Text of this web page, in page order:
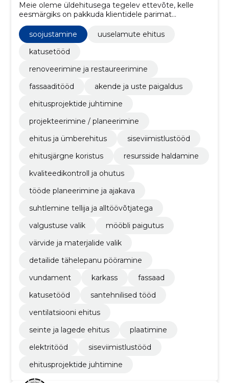
Meie oleme üldehitusega tegelev ettevõte, kelle
eesmärgiks on pakkuda klientidele parimat
võimalikku teenust. Oleme spetsialiseerunud
kvaliteetse ja vastupidava ehitustöö teostamisele,
mis vastab kliendi soovidele ja vajadustele.
soojustamine
uuselamute ehitus
katusetööd
renoveerimine ja restaureerimine
fassaaditööd
akende ja uste paigaldus
ehitusprojektide juhtimine
projekteerimine / planeerimine
ehitus ja ümberehitus
siseviimistlustööd
ehitusjärgne koristus
resursside haldamine
kvaliteedikontroll ja ohutus
tööde planeerimine ja ajakava
suhtlemine tellija ja alltöövõtjatega
valgustuse valik
mööbli paigutus
värvide ja materjalide valik
detailide tähelepanu pööramine
vundament
karkass
fassaad
katusetööd
santehnilised tööd
ventilatsiooni ehitus
seinte ja lagede ehitus
plaatimine
elektritööd
siseviimistlustööd
ehitusprojektide juhtimine